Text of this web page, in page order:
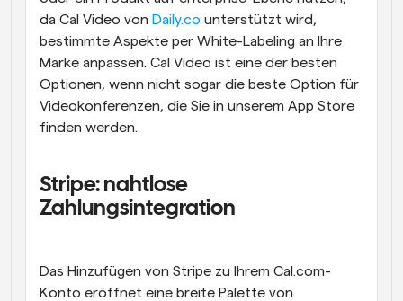
da Cal Video von Daily.co unterstützt wird,
bestimmte Aspekte per White-Labeling an Ihre
Marke anpassen. Cal Video ist eine der besten
Optionen, wenn nicht sogar die beste Option für
Videokonferenzen, die Sie in unserem App Store
finden werden.
Stripe: nahtlose
Zahlungsintegration
Das Hinzufügen von Stripe zu Ihrem Cal.com-
Konto eröffnet eine breite Palette von